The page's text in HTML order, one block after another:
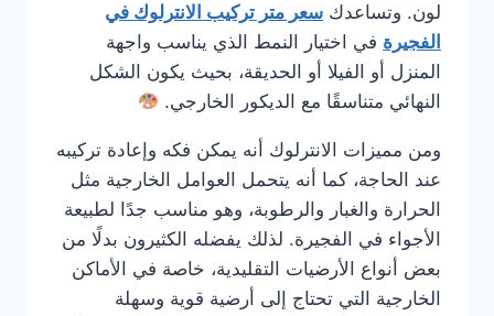
لون. وتساعدك سعر متر تركيب الانترلوك في
الفجيرة في اختيار النمط الذي يناسب واجهة
المنزل أو الفيلا أو الحديقة، بحيث يكون الشكل
النهائي متناسقًا مع الديكور الخارجي.
ومن مميزات الانترلوك أنه يمكن فكه وإعادة تركيبه
عند الحاجة، كما أنه يتحمل العوامل الخارجية مثل
الحرارة والغبار والرطوبة، وهو مناسب جدًا لطبيعة
الأجواء في الفجيرة. لذلك يفضله الكثيرون بدلًا من
بعض أنواع الأرضيات التقليدية، خاصة في الأماكن
الخارجية التي تحتاج إلى أرضية قوية وسهلة